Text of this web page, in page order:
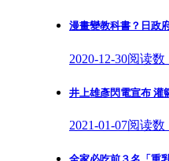
漫畫變教科書？日政
2020-12-30阅读数
井上雄彥閃電宣布 灌
2021-01-07阅读数